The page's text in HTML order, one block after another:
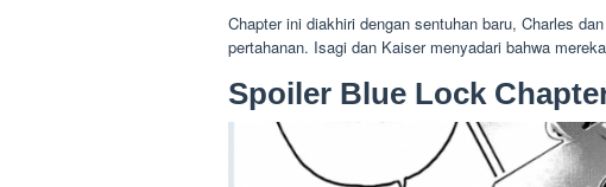
Chapter ini diakhiri dengan sentuhan baru, Charles
pertahanan. Isagi dan Kaiser menyadari bahwa
Spoiler Blue Lock